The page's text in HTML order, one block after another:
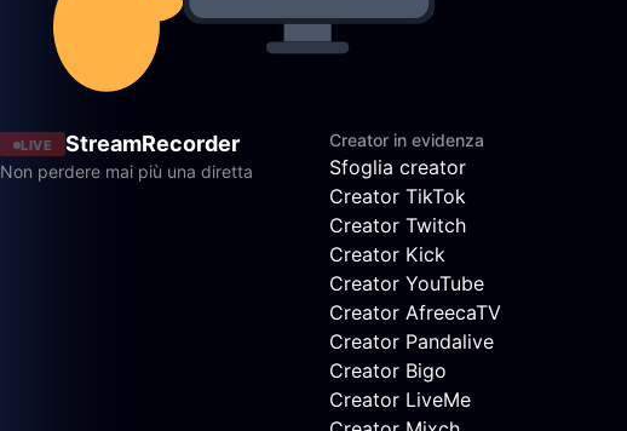
LIVE StreamRecorder
Non perdere mai più una diretta
Creator in evidenza
Sfoglia creator
Creator TikTok
Creator Twitch
Creator Kick
Creator YouTube
Creator AfreecaTV
Creator Pandalive
Creator Bigo
Creator LiveMe